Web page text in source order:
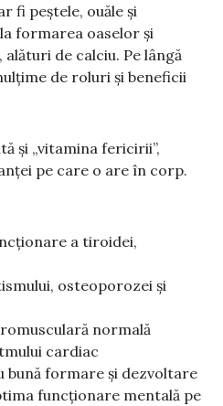
fi peștele, ouăle și
formarea oaselor și
de calciu. Pe lângă
de roluri și beneficii
și „vitamina fericirii”,
pe care o are în corp.
a tiroidei,
osteoporozei și
normală
cardiac
bună formare și dezvoltare
funcționare mentală pe